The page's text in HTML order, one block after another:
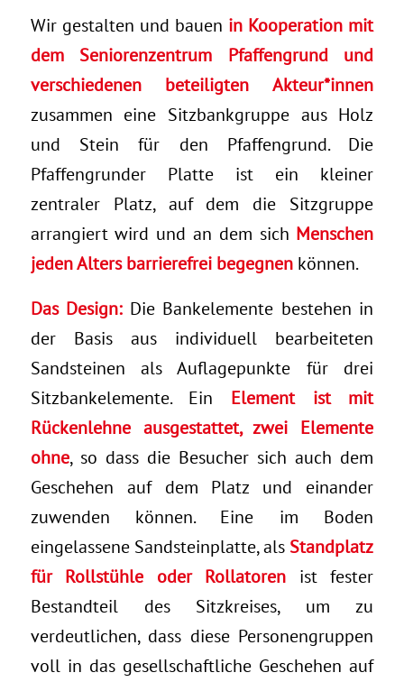
Wir gestalten und bauen in Kooperation mit
dem Seniorenzentrum Pfaffengrund und
verschiedenen beteiligten Akteur*innen
zusammen eine Sitzbankgruppe aus Holz
und Stein für den Pfaffengrund. Die
Pfaffengrunder Platte ist ein kleiner
zentraler Platz, auf dem die Sitzgruppe
arrangiert wird und an dem sich Menschen
jeden Alters barrierefrei begegnenkönnen.
Das Design:Die Bankelemente bestehen in
der Basis aus individuell bearbeiteten
Sandsteinen als Auflagepunkte für drei
Sitzbankelemente. Ein Element ist mit
Rückenlehne ausgestattet, zwei Elemente
ohne, so dass die Besucher sich auch dem
Geschehen auf dem Platz und einander
zuwenden können. Eine im Boden
eingelassene Sandsteinplatte, als Standplatz
für Rollstühle oder Rollatoren ist fester
Bestandteil des Sitzkreises, um zu
verdeutlichen, dass diese Personengruppen
voll in das gesellschaftliche Geschehen auf